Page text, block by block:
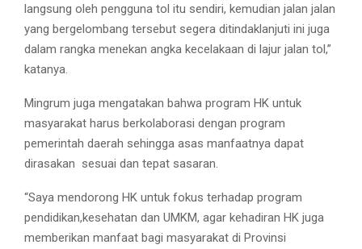
langsung oleh pengguna tol itu sendiri, kemudian jalan jalan
yang bergelombang tersebut segera ditindaklanjuti ini juga
dalam rangka menekan angka kecelakaan di lajur jalan tol,”
katanya.
Mingrum juga mengatakan bahwa program HK untuk
masyarakat harus berkolaborasi dengan program
pemerintah daerah sehingga asas manfaatnya dapat
dirasakan sesuai dan tepat sasaran.
“Saya mendorong HK untuk fokus terhadap program
pendidikan,kesehatan dan UMKM, agar kehadiran HK juga
memberikan manfaat bagi masyarakat di Provinsi